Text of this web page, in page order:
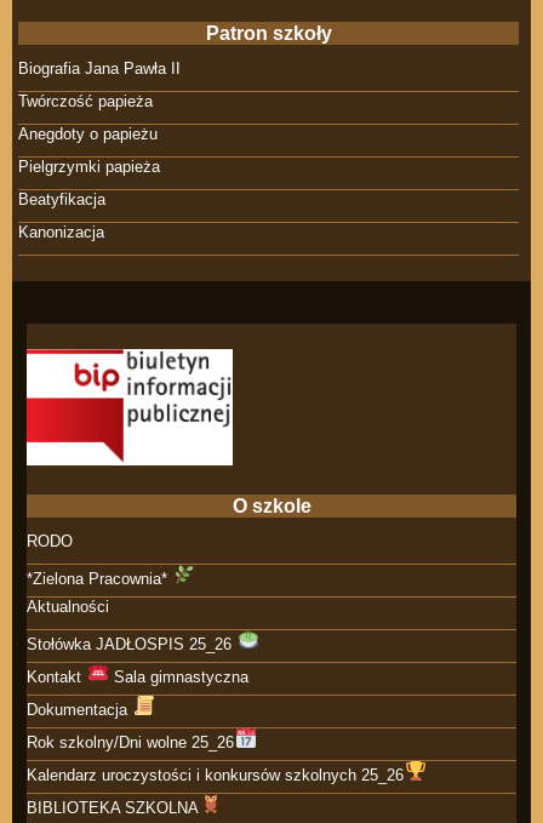
Patron szkoły
Biografia Jana Pawła II
Twórczość papieża
Anegdoty o papieżu
Pielgrzymki papieża
Beatyfikacja
Kanonizacja
O szkole
RODO
*Zielona Pracownia*
Aktualności
Stołówka JADŁOSPIS 25_26
Kontakt
Sala gimnastyczna
Dokumentacja
Rok szkolny/Dni wolne 25_26
Kalendarz uroczystości i konkursów szkolnych 25_26
BIBLIOTEKA SZKOLNA